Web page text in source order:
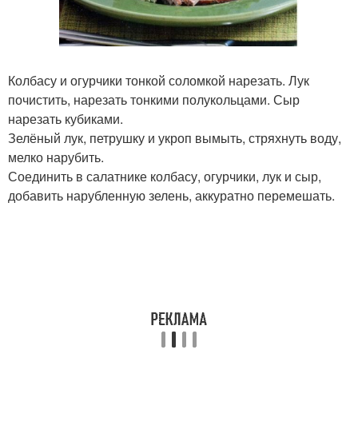
Колбасу и огурчики тонкой соломкой нарезать. Лук
почистить, нарезать тонкими полукольцами. Сыр
нарезать кубиками.
Зелёный лук, петрушку и укроп вымыть, стряхнуть воду,
мелко нарубить.
Соединить в салатнике колбасу, огурчики, лук и сыр,
добавить нарубленную зелень, аккуратно перемешать.